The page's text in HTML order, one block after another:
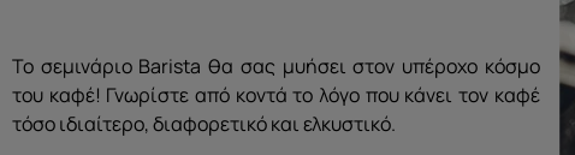
Το σεμινάριο Barista θα σας μυήσει στον υπέροχο κόσμο
του καφέ! Γνωρίστε από κοντά το λόγο που κάνει τον καφέ
τόσο ιδιαίτερο, διαφορετικό και ελκυστικό.